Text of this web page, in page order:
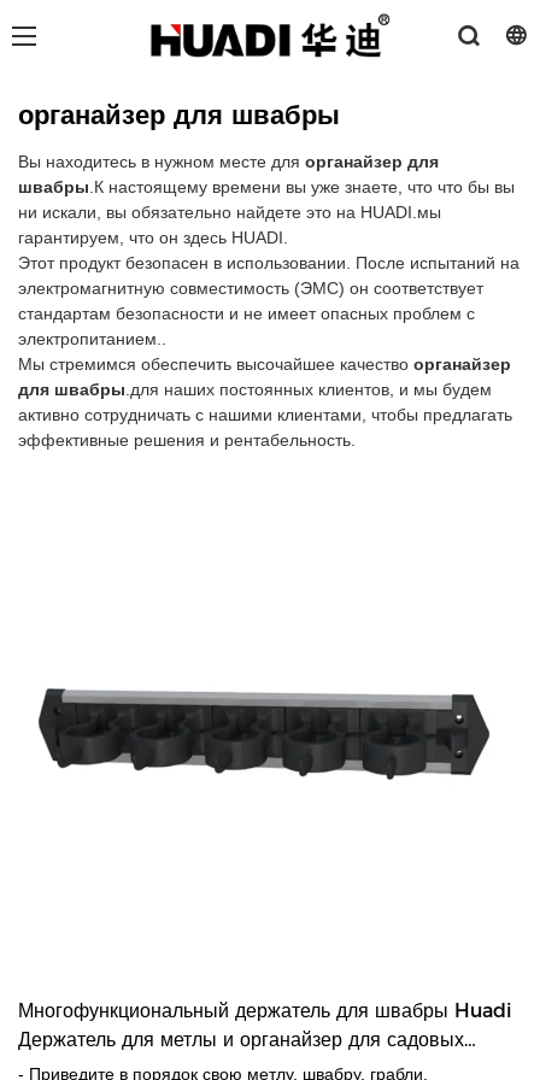
органайзер для швабры
Вы находитесь в нужном месте для органайзер для
швабры.К настоящему времени вы уже знаете, что что бы вы
ни искали, вы обязательно найдете это на HUADI.мы
гарантируем, что он здесь HUADI.
Этот продукт безопасен в использовании. После испытаний на
электромагнитную совместимость (ЭМС) он соответствует
стандартам безопасности и не имеет опасных проблем с
электропитанием..
Мы стремимся обеспечить высочайшее качество органайзер
для швабры.для наших постоянных клиентов, и мы будем
активно сотрудничать с нашими клиентами, чтобы предлагать
эффективные решения и рентабельность.
Многофункциональный держатель для швабры Huadi
Держатель для метлы и органайзер для садовых
инструментов
- Приведите в порядок свою метлу, швабру, грабли,